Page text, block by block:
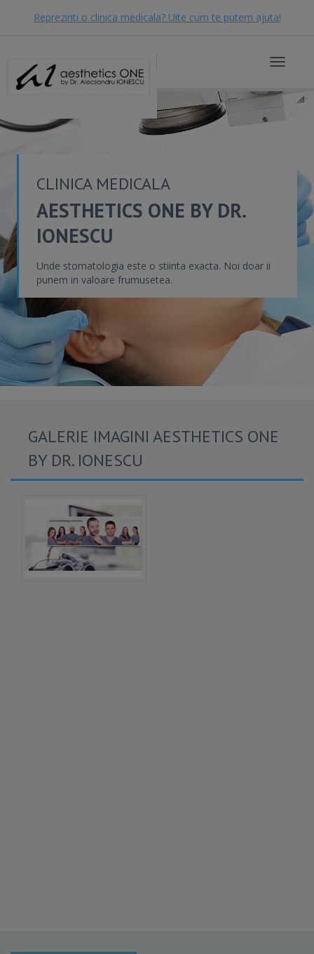
Reprezinti o clinica medicala? Uite cum te putem ajuta!
Toggle
CLINICA MEDICALA
AESTHETICS ONE BY DR.
IONESCU
Unde stomatologia este o stiinta exacta. Noi doar ii
punem in valoare frumusetea.
GALERIE IMAGINI AESTHETICS ONE
BY DR. IONESCU